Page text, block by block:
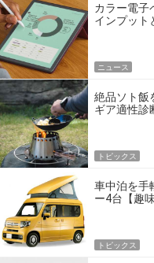
カラー電子
インプット
ニュース
絶品ソト飯
ギア適性診
トピックス
車中泊を手
ー4台【趣
トピックス